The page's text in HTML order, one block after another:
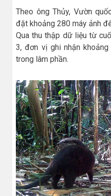
Theo ông Thủy, Vườn
đặt khoảng 280 máy ảnh
Qua thu thập dữ liệu từ
3, đơn vị ghi nhận
trong lâm phần.